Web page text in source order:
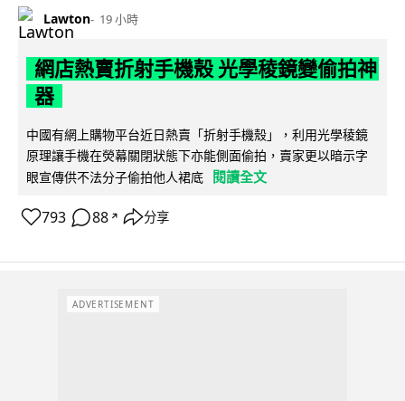
Lawton 19 小時
網店熱賣折射手機殼 光學稜鏡變偷拍神
器
中國有網上購物平台近日熱賣「折射手機殼」，利用光學稜鏡
原理讓手機在熒幕關閉狀態下亦能側面偷拍，賣家更以暗示字
眼宣傳供不法分子偷拍他人裙底 閱讀全文
793 88 ↗ 分享
ADVERTISEMENT